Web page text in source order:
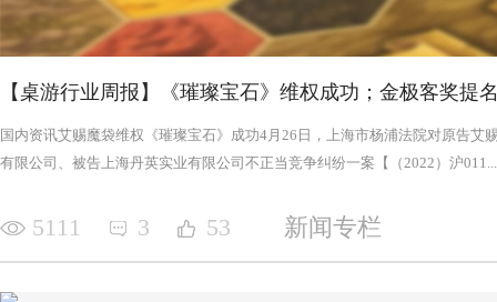
【桌游行业周报】《璀璨宝石》维权成功；金极客奖提
国内资讯艾赐魔袋维权《璀璨宝石》成功4月26日，上海市杨浦法院对原告艾
有限公司、被告上海丹英实业有限公司不正当竞争纠纷一案【（2022）沪011...
5111 3 53 新闻专栏